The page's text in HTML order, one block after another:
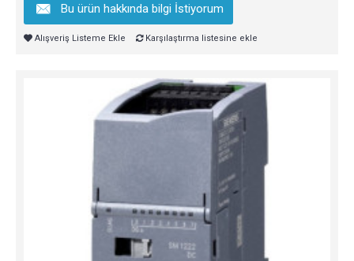
Bu ürün hakkında bilgi İstiyorum
Alışveriş Listeme Ekle Karşılaştırma listesine ekle